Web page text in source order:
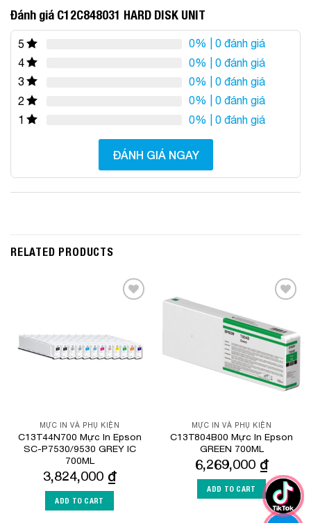
Đánh giá C12C848031 HARD DISK UNIT
5 0% | 0 đánh giá
4
0% | 0 đánh giá
3
0% | 0 đánh giá
2
0% | 0 đánh giá
1
0% | 0 đánh giá
ĐÁNH GIÁ NGAY
RELATED PRODUCTS
MỰC IN VÀ PHỤ KIỆN
C13T44N700 Mực In Epson
SC-P7530/9530 GREY IC
700ML
3,824,000 ₫
ADD TO CART
MỰC IN VÀ PHỤ KIỆN
C13T804B00 Mực In Epson
GREEN 700ML
6,269,000 ₫
ADD TO CART